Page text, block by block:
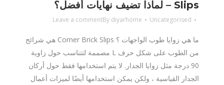
Slips – لماذا تضيف نهايات أفضل؟
Uncategorised
By diyarhome
Leave a comment
ما هي زوايا طوب الواجهات ؟ Corner Brick Slips هي شرائح
من الطوب على شكل حرف L مصممة لتتناسب حول زاوية
90 درجة مثل زوايا الجدار. لا يتم استخدامها فقط حول أركان
الجدار القياسية ، ولكن يمكن استخدامها أيضًا لميزات أعمال